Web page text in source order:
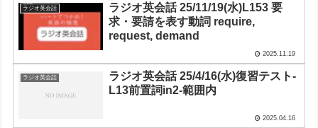
ラジオ英会話
ラジオ英会話 25/11/19(水)L153 要
求・要請を表す動詞 require,
request, demand
2025.11.19
ラジオ英会話
ラジオ英会話 25/4/16(水)復習テスト-
L13前置詞in2-範囲内
2025.04.16